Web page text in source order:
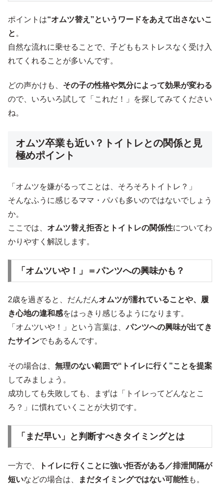
ポイントは“オムツ替え”というワードをあえて出さないこ
と 。
自然な流れに乗せることで、子どももストレスなく受け入
れてくれることが多いんです。
どの声かけも、 その子の性格や気分によって効果が変わる
ので、いろいろ試して「これだ！」を探してみてください
ね。
オムツ卒業も近い？トイトレとの関係と見
極めポイント
「オムツを嫌がるってことは、そろそろトイトレ？」
そんなふうに感じるママ・パパも多いのではないでしょう
か。
ここでは、 オムツ替え拒否とトイトレの関係性についてわ
かりやすく解説します。
「オムツいや！」＝パンツへの興味かも？
2歳を過ぎると、だんだんオムツが濡れていることや、履
き心地の違和感をはっきり感じるようになります。
「オムツいや！」という言葉は、パンツへの興味が出てき
たサインでもあるんです。
その場合は、 無理のない範囲で“トイレに行く”ことを提案
してみましょう。
成功しても失敗しても、まずは「トイレってどんなとこ
ろ？」に慣れていくことが大切です。
「まだ早い」と判断すべきタイミングとは
一方で、
トイレに行くことに強い拒否がある／排泄間隔が
短いなどの場合は、 まだタイミングではない可能性も。